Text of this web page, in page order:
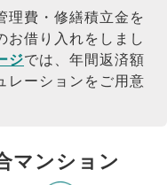
理費・修繕積立金を
お借り入れをしまし
ジでは、年間返済額
レーションをご用意
マンション